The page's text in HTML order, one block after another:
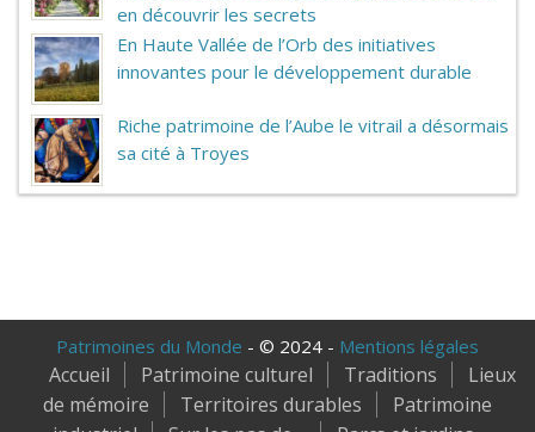
en découvrir les secrets
En Haute Vallée de l’Orb des initiatives
innovantes pour le développement durable
Riche patrimoine de l’Aube le vitrail a désormais
sa cité à Troyes
Patrimoines du Monde - © 2024 - Mentions légales
Accueil Patrimoine culturel Traditions
Lieux
de mémoire
Territoires durables
Patrimoine